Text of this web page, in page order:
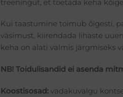
treeningut, et toetada keha
Kui taastumine toimub õigesti,
väsimust, kiirendada lihaste
keha on alati valmis järgmiseks
NB! Toidulisandid ei asenda
Koostisosad:vadakuvalgu